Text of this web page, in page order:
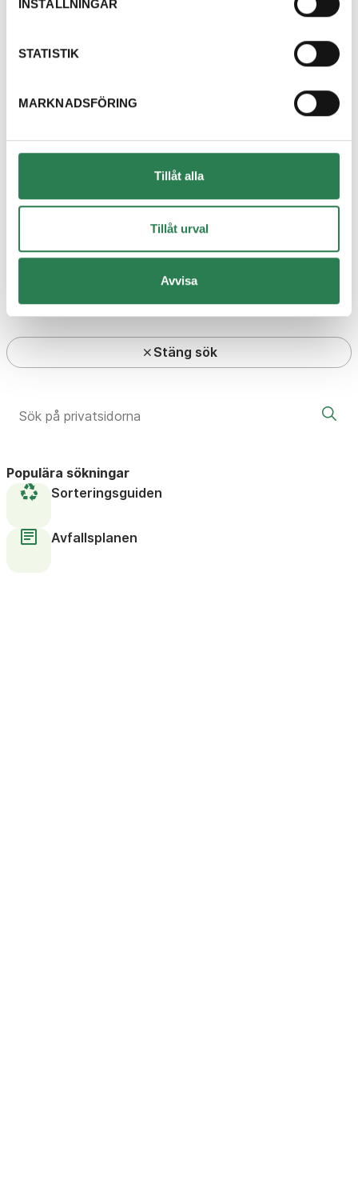
INSTÄLLNINGAR
STATISTIK
MARKNADSFÖRING
Tillåt alla
Tillåt urval
Avvisa
Kundcenter
Skola och utbildning
Om webbplatsen
Personuppgiftshantering
Stäng sök
Populära sökningar
Sorteringsguiden
Avfallsplanen